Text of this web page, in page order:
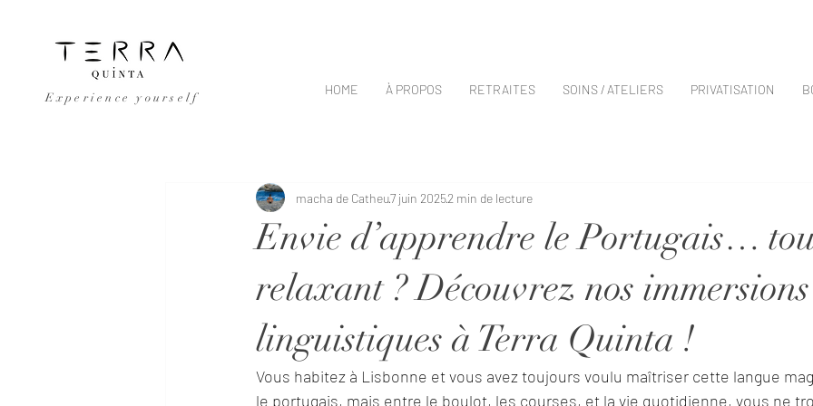
Experience yourself
HOME À PROPOS RETRAITES SOINS / ATELIERS PRIVATISATION
Envie d’apprendre le Portugais…
relaxant ? Découvrez nos immersions
linguistiques à Terra Quinta !
macha de Catheu7 juin 20252 min de lecture
Vous habitez à Lisbonne et vous avez toujours voulu maîtriser cette langue
le portugais, mais entre le boulot, les courses, et la vie quotidienne, vous ne